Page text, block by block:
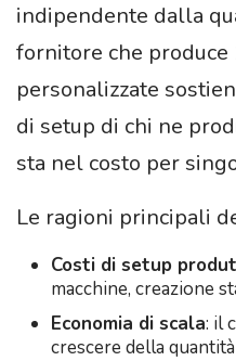
indipendente dalla
fornitore che produce
personalizzate
di setup di chi ne
sta nel costo per
Le ragioni principali
Costi di setup
macchine, creazione
Economia di scala: il
crescere della